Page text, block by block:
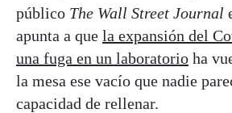
público The Wall Street Journal
apunta a que la expansión del
una fuga en un laboratorio ha
la mesa ese vacío que nadie
capacidad de rellenar.